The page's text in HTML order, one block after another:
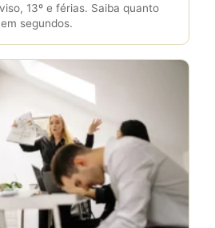
13º e férias. Saiba quanto
segundos.